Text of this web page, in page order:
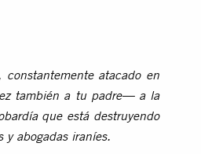
constantemente atacado en
también a tu padre— a la
que está destruyendo
y abogadas iraníes.